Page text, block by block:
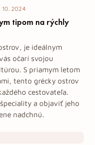
10. 2024
tipom na rýchly
je ideálnym
očarí svojou
S priamym letom
tento grécky ostrov
cestovateľa.
a objaviť jeho
nadchnú.